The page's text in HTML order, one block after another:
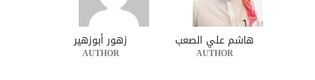
هاشم علي الصعب
AUTHOR
زهور أبوزهير
AUTHOR